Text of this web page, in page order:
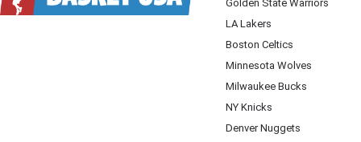
Golden State Warriors
LA Lakers
Boston Celtics
Minnesota Wolves
Milwaukee Bucks
NY Knicks
Denver Nuggets